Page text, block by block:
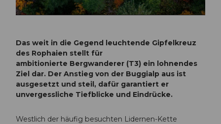
Das weit in die Gegend leuchtende Gipfelkreuz
des Rophaien stellt für
ambitionierte Bergwanderer (T3) ein lohnendes
Ziel dar. Der Anstieg von der Buggialp aus ist
ausgesetzt und steil, dafür garantiert er
unvergessliche Tiefblicke und Eindrücke.
Westlich der häufig besuchten Lidernen-Kette